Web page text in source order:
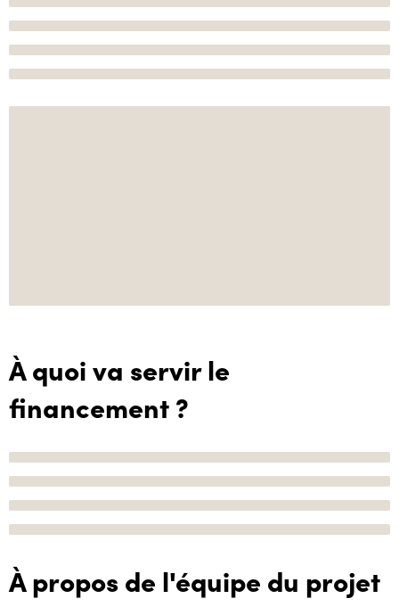
À quoi va servir le
financement ?
À propos de l'équipe du projet